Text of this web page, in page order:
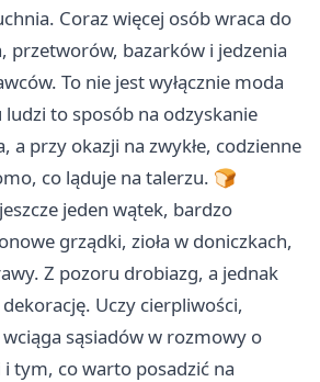
Coraz więcej osób wraca do
przetworów, bazarków i jedzenia
To nie jest wyłącznie moda
ludzi to sposób na odzyskanie
a przy okazji na zwykłe, codzienne
co ląduje na talerzu. 🍞
jeden wątek, bardzo
grządki, zioła w doniczkach,
Z pozoru drobiazg, a jednak
Uczy cierpliwości,
sąsiadów w rozmowy o
tym, co warto posadzić na